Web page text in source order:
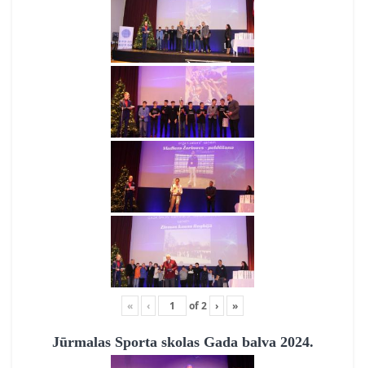
« ‹ of2 › »
Jūrmalas Sporta skolas Gada balva 2024.